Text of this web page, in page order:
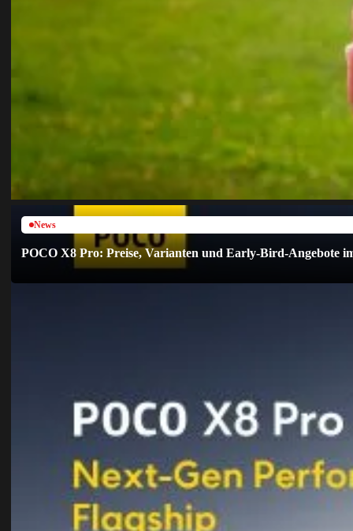
News
POCO X8 Pro: Preise, Varianten und Early-Bird-Angebote